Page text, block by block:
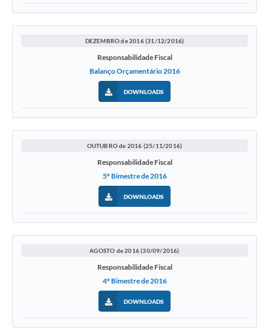
DEZEMBRO de 2016 (31/12/2016)
Responsabilidade Fiscal
Balanço Orçamentário 2016
DOWNLOADS
OUTUBRO de 2016 (25/11/2016)
Responsabilidade Fiscal
5º Bimestre de 2016
DOWNLOADS
AGOSTO de 2016 (30/09/2016)
Responsabilidade Fiscal
4º Bimestre de 2016
DOWNLOADS